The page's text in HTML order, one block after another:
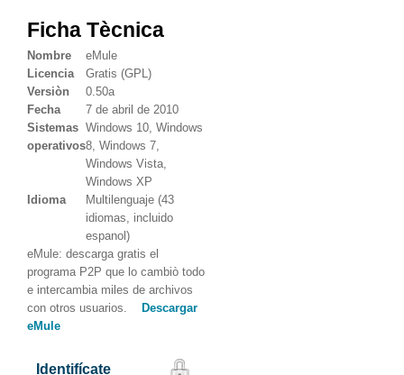
Ficha Tècnica
Nombre
eMule
Licencia
Gratis (GPL)
Versiòn
0.50a
Fecha
7 de abril de 2010
Sistemas
operativos
Windows 10, Windows
8, Windows 7,
Windows Vista,
Windows XP
Idioma
Multilenguaje (43
idiomas, incluido
espanol)
eMule: descarga gratis el
programa P2P que lo cambiò todo
e intercambia miles de archivos
con otros usuarios.
Descargar
eMule
Identifícate